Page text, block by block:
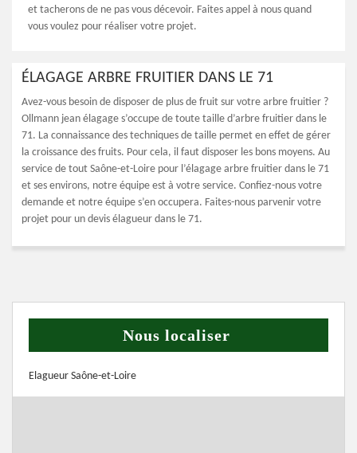
et tacherons de ne pas vous décevoir. Faites appel à nous quand
vous voulez pour réaliser votre projet.
ÉLAGAGE ARBRE FRUITIER DANS LE 71
Avez-vous besoin de disposer de plus de fruit sur votre arbre fruitier ?
Ollmann jean élagage s’occupe de toute taille d’arbre fruitier dans le
71. La connaissance des techniques de taille permet en effet de gérer
la croissance des fruits. Pour cela, il faut disposer les bons moyens. Au
service de tout Saône-et-Loire pour l’élagage arbre fruitier dans le 71
et ses environs, notre équipe est à votre service. Confiez-nous votre
demande et notre équipe s’en occupera. Faites-nous parvenir votre
projet pour un devis élagueur dans le 71.
Nous localiser
Elagueur Saône-et-Loire